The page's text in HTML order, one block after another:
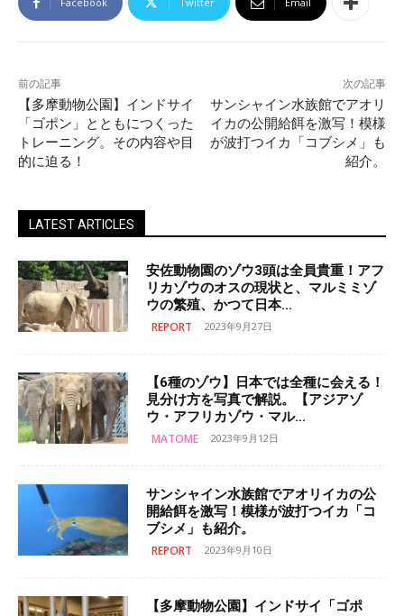
前の記事
【多摩動物公園】インドサイ
「ゴポン」とともにつくった
トレーニング。その内容や目
的に迫る！
次の記事
サンシャイン水族館でアオリ
イカの公開給餌を激写！模様
が波打つイカ「コブシメ」も
紹介。
LATEST ARTICLES
安佐動物園のゾウ3頭は全員貴重！アフ
リカゾウのオスの現状と、マルミミゾ
ウの繁殖、かつて日本...
REPORT 2023年9月27日
【6種のゾウ】日本では全種に会える！
見分け方を写真で解説。【アジアゾ
ウ・アフリカゾウ・マル...
MATOME 2023年9月12日
サンシャイン水族館でアオリイカの公
開給餌を激写！模様が波打つイカ「コ
ブシメ」も紹介。
REPORT 2023年9月10日
【多摩動物公園】インドサイ「ゴポ